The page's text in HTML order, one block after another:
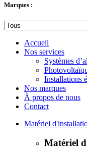
Marques :
Accueil
Nos services
Systèmes
Installations
Nos marques
À propos de nous
Contact
Matériel
Matériel